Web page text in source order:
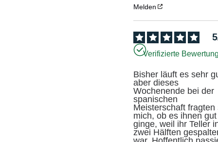
Melden
5
Verifizierte
Bisher läuft es sehr
aber dieses
Wochenende bei der
spanischen
Meisterschaft fragten
mich, ob es ihnen gut
ginge, weil ihr Teller
zwei Hälften